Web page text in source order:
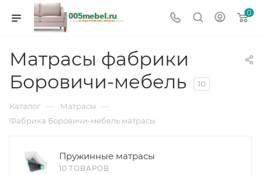
0
Матрасы фабрики
Боровичи-мебель
10
Каталог — Матрасы —
Фабрика Боровичи-мебель матрасы
Пружинные матрасы
10 ТОВАРОВ